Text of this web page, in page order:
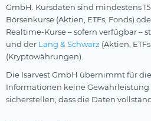
GmbH. Kursdaten sind mindestens
Börsenkurse (Aktien, ETFs, Fonds)
Realtime-Kurse – sofern verfügbar –
und der Lang & Schwarz (Aktien,
(Kryptowährungen).
Die Isarvest GmbH übernimmt für
Informationen keine
sicherstellen, dass die Daten